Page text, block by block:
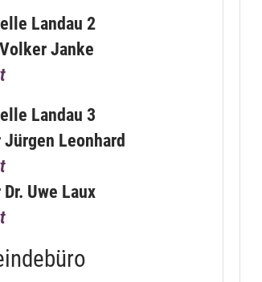
Landau 2
Janke
Landau 3
Jürgen Leonhard
Uwe Laux